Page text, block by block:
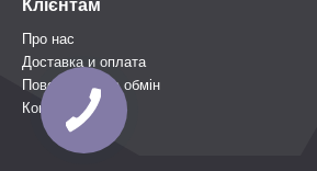
Клієнтам
Про нас
Доставка и оплата
Повернення та обмін
Контакти